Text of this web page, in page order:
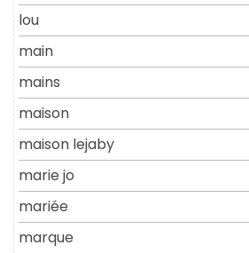
lou
main
mains
maison
maison lejaby
marie jo
mariée
marque